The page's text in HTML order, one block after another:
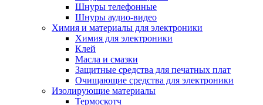
Шнуры телефонные
Шнуры аудио-видео
Химия и материалы для электроники
Химия для электроники
Клей
Масла и смазки
Защитные средства для печатных плат
Очищающие средства для электроники
Изолирующие материалы
Термоскотч